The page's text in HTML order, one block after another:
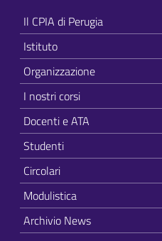
Il CPIA di Perugia
Istituto
Organizzazione
I nostri corsi
Docenti e ATA
Studenti
Circolari
Modulistica
Archivio News